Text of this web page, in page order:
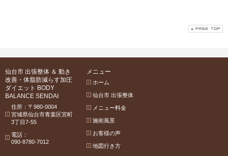
仙台市 出張整体 ＆ 動き
改善・体脂肪減らす加圧
ダイエット BODY
BALANCE SENDAI
住所：〒980-0004
宮城県仙台市青葉区宮町
3丁目7-55
電話：
090-8780-7012
メニュー
ホーム
仙台市 出張整体
メニュー料金
施術風景
お客様の声
地図行き方